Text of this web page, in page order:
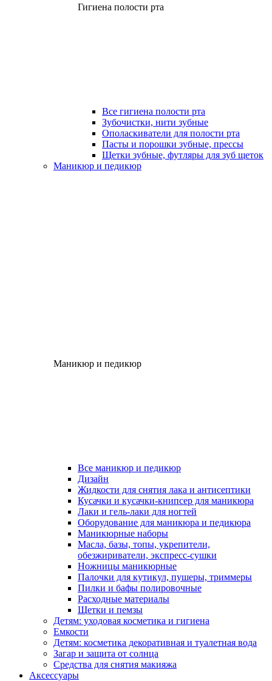
Гигиена полости рта
Все гигиена полости рта
Зубочистки, нити зубные
Ополаскиватели для полости рта
Пасты и порошки зубные, прессы
Щетки зубные, футляры для зуб щеток
Маникюр и педикюр
Маникюр и педикюр
Все маникюр и педикюр
Дизайн
Жидкости для снятия лака и антисептики
Кусачки и кусачки-книпсер для маникюра
Лаки и гель-лаки для ногтей
Оборудование для маникюра и педикюра
Маникюрные наборы
Масла, базы, топы, укрепители,
обезжириватели, экспресс-сушки
Ножницы маникюрные
Палочки для кутикул, пушеры, триммеры
Пилки и бафы полировочные
Расходные материалы
Щетки и пемзы
Детям: уходовая косметика и гигиена
Емкости
Детям: косметика декоративная и туалетная вода
Загар и защита от солнца
Средства для снятия макияжа
Аксессуары